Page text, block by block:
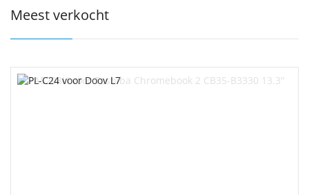
Meest verkocht